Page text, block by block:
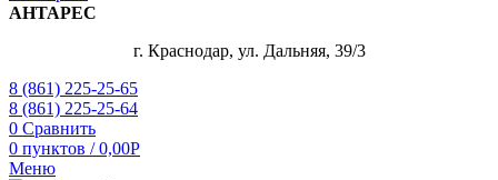
АНТАРЕС
г. Краснодар, ул. Дальняя, 39/3
8 (861) 225-25-65
8 (861) 225-25-64
0 Сравнить
0 пунктов / 0,00Р
Меню